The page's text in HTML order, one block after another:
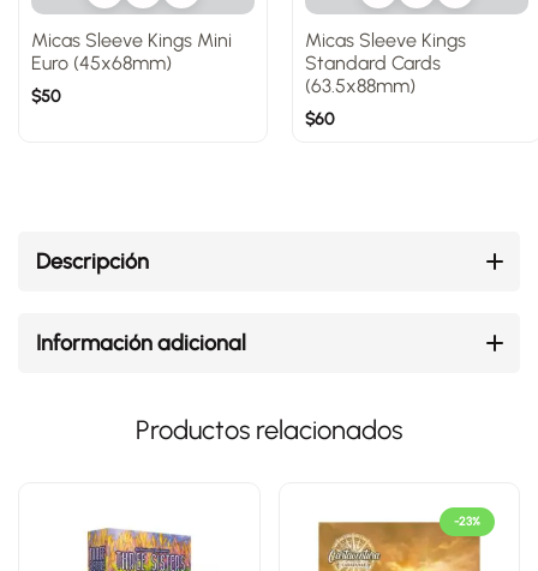
Micas Sleeve Kings Mini
Euro (45x68mm)
$50
Micas Sleeve Kings
Standard Cards
(63.5x88mm)
$60
Descripción
Información adicional
Productos relacionados
-23%